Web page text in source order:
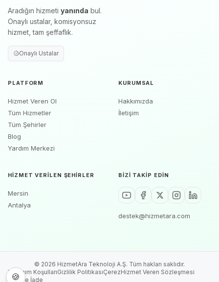
Aradığın hizmeti yanında bul.
Onaylı ustalar, komisyonsuz
hizmet, tam şeffaflık.
Onaylı Ustalar
PLATFORM
Hizmet Veren Ol
Tüm Hizmetler
Tüm Şehirler
Blog
Yardım Merkezi
KURUMSAL
Hakkımızda
İletişim
HIZMET VERILEN ŞEHIRLER
Mersin
Antalya
BIZI TAKIP EDIN
destek@hizmetara.com
© 2026 HizmetAra Teknoloji A.Ş. Tüm hakları saklıdır.
Kullanım KoşullarıGizlilik PolitikasıÇerezHizmet Veren Sözleşmesi
İptal ve İade
🍪